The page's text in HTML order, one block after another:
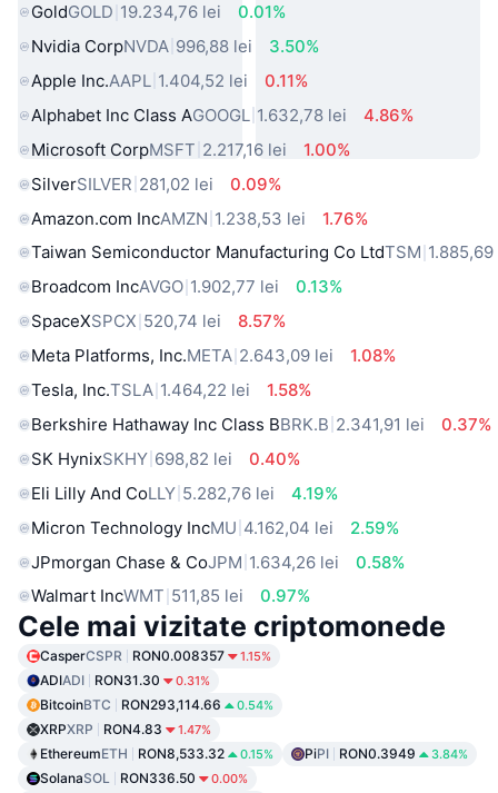
GoldGOLD 19.234,76 lei
0.01%
Nvidia CorpNVDA 996,88 lei
3.50%
Apple Inc.AAPL 1.404,52 lei
0.11%
Alphabet Inc Class AGOOGL 1.632,78 lei
4.86%
Microsoft CorpMSFT 2.217,16 lei
1.00%
SilverSILVER 281,02 lei
0.09%
Amazon.com IncAMZN 1.238,53 lei
1.76%
Taiwan Semiconductor Manufacturing Co LtdTSM
Broadcom IncAVGO 1.902,77 lei
0.13%
SpaceXSPCX 520,74 lei
8.57%
Meta Platforms, Inc.META 2.643,09 lei
1.08%
Tesla, Inc.TSLA 1.464,22 lei
1.58%
Berkshire Hathaway Inc Class BBRK.B 2.341,91 lei
0.37%
SK HynixSKHY 698,82 lei
0.40%
Eli Lilly And CoLLY 5.282,76 lei
4.19%
Micron Technology IncMU 4.162,04 lei
2.59%
JPmorgan Chase & CoJPM 1.634,26 lei
0.58%
Walmart IncWMT 511,85 lei 0.97%
Cele mai vizitate criptomonede
CasperCSPR RON0.008357 1.15%
ADIADI RON31.30 0.31%
BitcoinBTC RON293,114.66 0.54%
XRPXRP RON4.83 1.47%
EthereumETH RON8,533.32 0.15% PiPI RON0.3949 3.84%
SolanaSOL RON336.50 0.00%